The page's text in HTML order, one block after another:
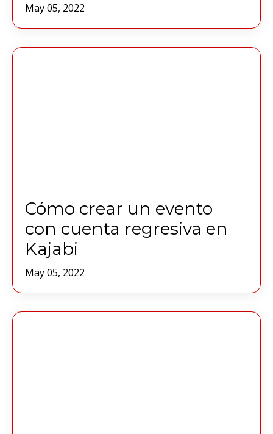
May 05, 2022
Cómo crear un evento
con cuenta regresiva en
Kajabi
May 05, 2022